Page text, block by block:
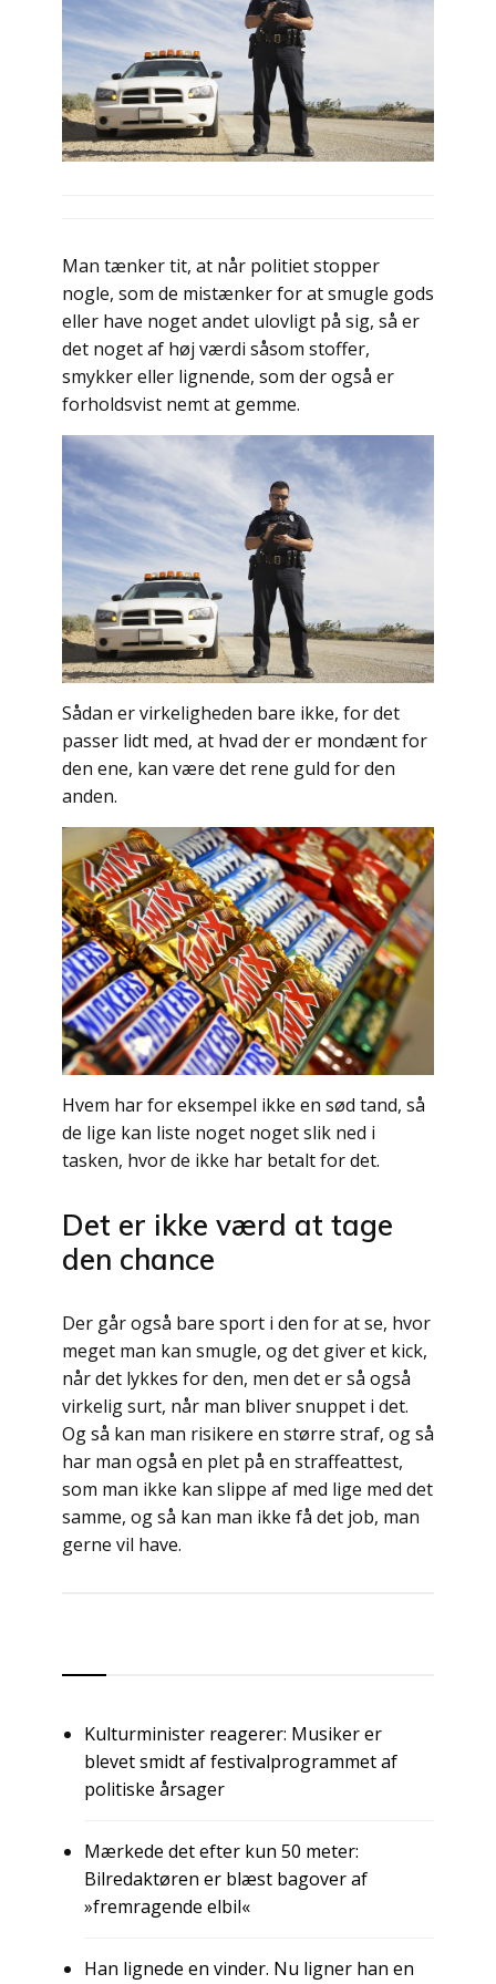
Man tænker tit, at når politiet stopper
nogle, som de mistænker for at smugle gods
eller have noget andet ulovligt på sig, så er
det noget af høj værdi såsom stoffer,
smykker eller lignende, som der også er
forholdsvist nemt at gemme.
Sådan er virkeligheden bare ikke, for det
passer lidt med, at hvad der er mondænt for
den ene, kan være det rene guld for den
anden.
Hvem har for eksempel ikke en sød tand, så
de lige kan liste noget noget slik ned i
tasken, hvor de ikke har betalt for det.
Det er ikke værd at tage
den chance
Der går også bare sport i den for at se, hvor
meget man kan smugle, og det giver et kick,
når det lykkes for den, men det er så også
virkelig surt, når man bliver snuppet i det.
Og så kan man risikere en større straf, og så
har man også en plet på en straffeattest,
som man ikke kan slippe af med lige med det
samme, og så kan man ikke få det job, man
gerne vil have.
Kulturminister reagerer: Musiker er
blevet smidt af festivalprogrammet af
politiske årsager
Mærkede det efter kun 50 meter:
Bilredaktøren er blæst bagover af
»fremragende elbil«
Han lignede en vinder. Nu ligner han en